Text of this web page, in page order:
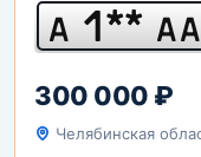
А 1** АА
300 000 ₽
Челябинская